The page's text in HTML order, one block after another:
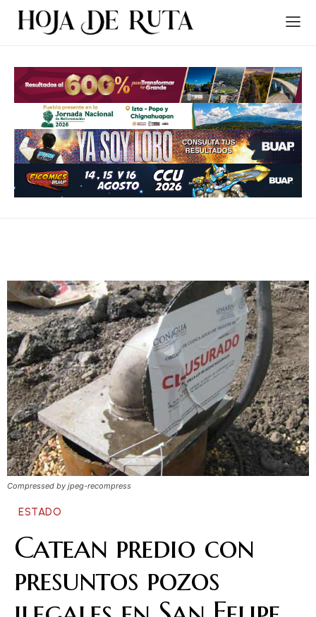
Compressed by jpeg-recompress
ESTADO
Catean predio con
presuntos pozos